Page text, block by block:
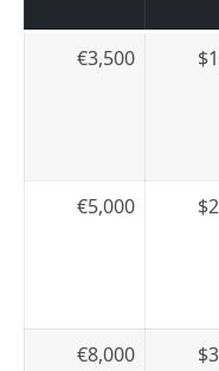
€3,500
€5,000
€8,000